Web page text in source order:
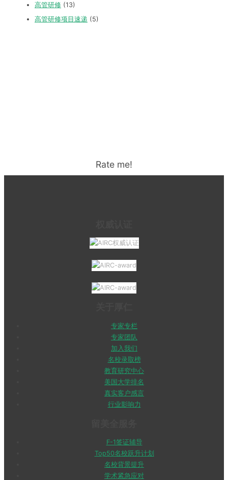
高管研修 (13)
高管研修项目速递 (5)
Rate me!
专家专栏
专家团队
加入我们
名校录取榜
教育研究中心
美国大学排名
真实客户感言
行业影响力
F-1签证辅导
Top50名校跃升计划
名校背景提升
学术紧急应对